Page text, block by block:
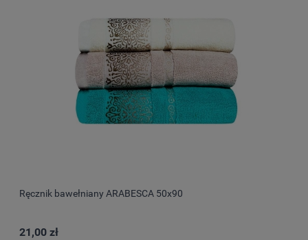
Ręcznik bawełniany ARABESCA 50x90
21,00 zł